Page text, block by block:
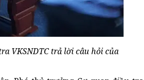
VKSNDTC trả lời câu hỏi của